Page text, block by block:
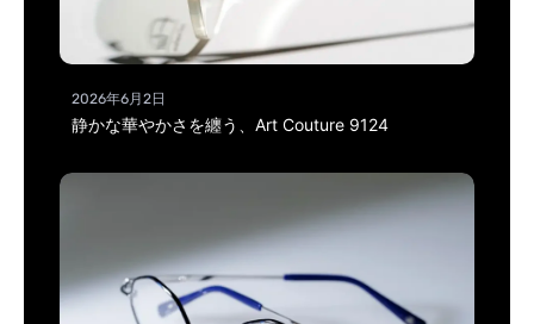
2026年6月2日
静かな華やかさを纏う、Art Couture 9124